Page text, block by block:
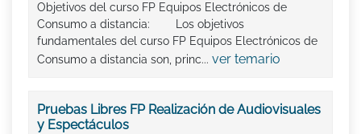
Objetivos del curso FP Equipos Electrónicos de
Consumo a distancia: Los objetivos
fundamentales del curso FP Equipos Electrónicos de
Consumo a distancia son, princ... ver temario
Pruebas Libres FP Realización de Audiovisuales
y Espectáculos